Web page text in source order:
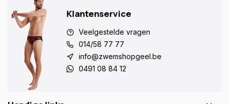
Klantenservice
Veelgestelde vragen
014/58 77 77
info@zwemshopgeel.be
0491 08 84 12